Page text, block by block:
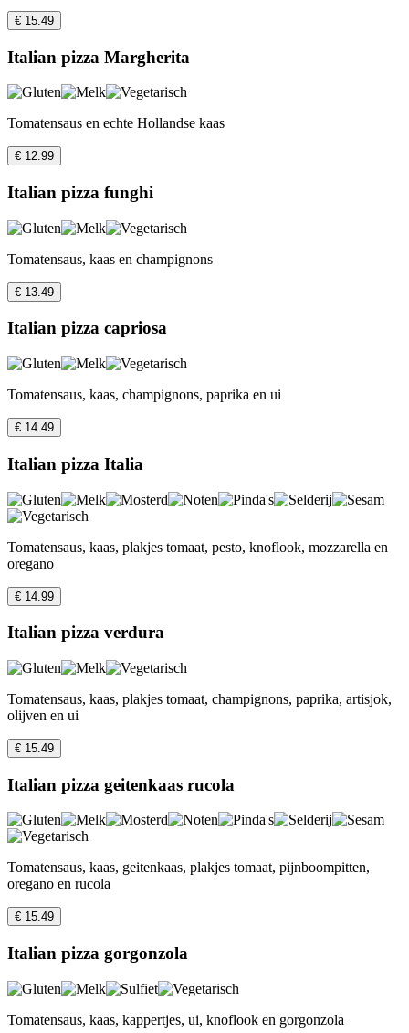
€ 15.49
Italian pizza Margherita
Tomatensaus en echte Hollandse kaas
€ 12.99
Italian pizza funghi
Tomatensaus, kaas en champignons
€ 13.49
Italian pizza capriosa
Tomatensaus, kaas, champignons, paprika en ui
€ 14.49
Italian pizza Italia
Tomatensaus, kaas, plakjes tomaat, pesto, knoflook, mozzarella en
oregano
€ 14.99
Italian pizza verdura
Tomatensaus, kaas, plakjes tomaat, champignons, paprika, artisjok,
olijven en ui
€ 15.49
Italian pizza geitenkaas rucola
Tomatensaus, kaas, geitenkaas, plakjes tomaat, pijnboompitten,
oregano en rucola
€ 15.49
Italian pizza gorgonzola
Tomatensaus, kaas, kappertjes, ui, knoflook en gorgonzola